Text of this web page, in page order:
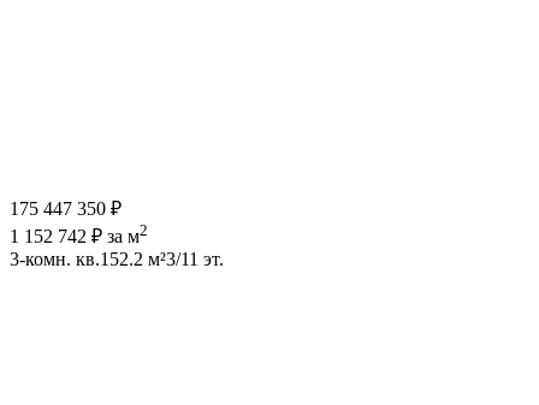
175 447 350 ₽
1 152 742 ₽ за м2
3-комн. кв.152.2 м²3/11 эт.